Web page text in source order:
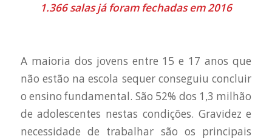
1.366 salas já foram fechadas em 2016
A maioria dos jovens entre 15 e 17 anos que
não estão na escola sequer conseguiu concluir
o ensino fundamental. São 52% dos 1,3 milhão
de adolescentes nestas condições. Gravidez e
necessidade de trabalhar são os principais